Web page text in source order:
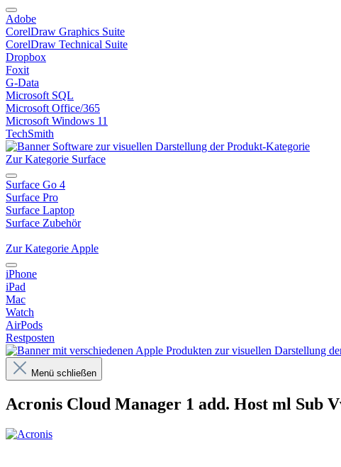
Adobe
CorelDraw Graphics Suite
CorelDraw Technical Suite
Dropbox
Foxit
G-Data
Microsoft SQL
Microsoft Office/365
Microsoft Windows 11
TechSmith
Zur Kategorie Surface
Surface Go 4
Surface Pro
Surface Laptop
Surface Zubehör
Zur Kategorie Apple
iPhone
iPad
Mac
Watch
AirPods
Restposten
Menü schließen
Acronis Cloud Manager 1 add. Host ml Sub